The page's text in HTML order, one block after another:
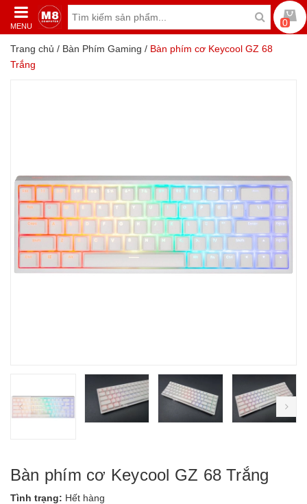
MENU 0
Trang chủ / Bàn Phím Gaming / Bàn phím cơ Keycool GZ 68
Trắng
prev
Bàn phím cơ Keycool GZ 68 Trắng
Tình trạng: Hết hàng